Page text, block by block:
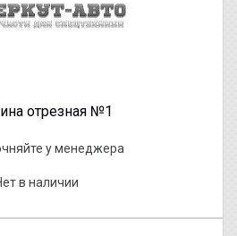
отрезная №1
у менеджера
в наличии